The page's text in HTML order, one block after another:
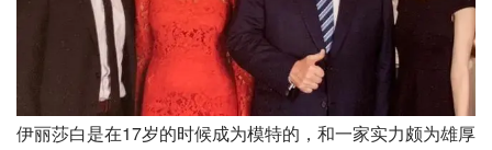
伊丽莎白是在17岁的时候成为模特的，和一家实力颇为雄厚